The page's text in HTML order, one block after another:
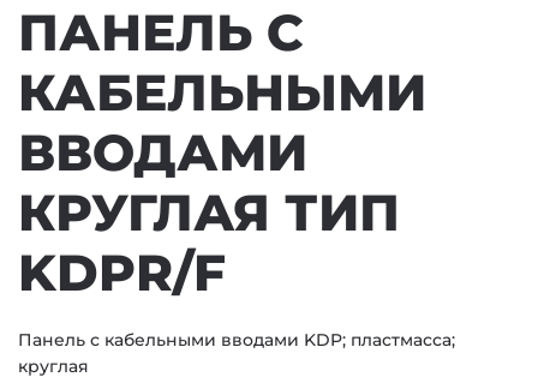
ПАНЕЛЬ С
КАБЕЛЬНЫМИ
ВВОДАМИ
КРУГЛАЯ ТИП
KDPR/F
Панель с кабельными вводами KDP; пластмасса;
круглая